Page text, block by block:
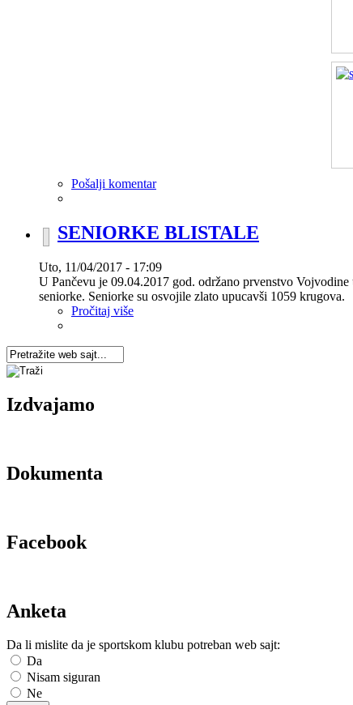
Pošalji komentar
SENIORKE BLISTALE
Uto, 11/04/2017 - 17:09
U Pančevu je 09.04.2017 god. održano prvenstvo
seniorke. Seniorke su osvojile zlato upucavši 1059 krugova.
Pročitaj više
Izdvajamo
Dokumenta
Facebook
Anketa
Da li mislite da je sportskom klubu potreban web sajt:
Da
Nisam siguran
Ne